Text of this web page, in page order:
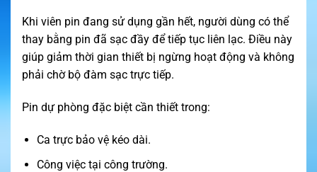
Khi viên pin đang sử dụng gần hết, người dùng có thể
thay bằng pin đã sạc đầy để tiếp tục liên lạc. Điều này
giúp giảm thời gian thiết bị ngừng hoạt động và không
phải chờ bộ đàm sạc trực tiếp.
Pin dự phòng đặc biệt cần thiết trong:
Ca trực bảo vệ kéo dài.
Công việc tại công trường.